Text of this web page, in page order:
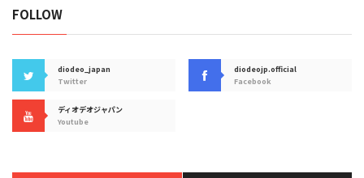
FOLLOW
diodeo_japan
Twitter
diodeojp.official
Facebook
ディオデオジャパン
Youtube